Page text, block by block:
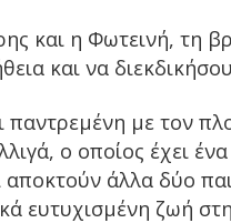
και η Φωτεινή, τη
και να
με τον
ο οποίος έχει
άλλα δύο
ευτυχισμένη ζωή